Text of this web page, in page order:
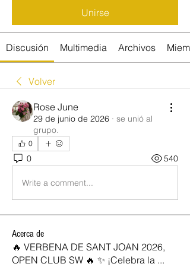
Unirse
Discusión Multimedia Archivos
Volver
Rose June
29 de junio de 2026 · se unió al
grupo.
0
0 540
Write a comment...
Acerca de
🔥 VERBENA DE SANT JOAN 2026,
OPEN CLUB SW 🔥 ✨ ¡Celebra la ...